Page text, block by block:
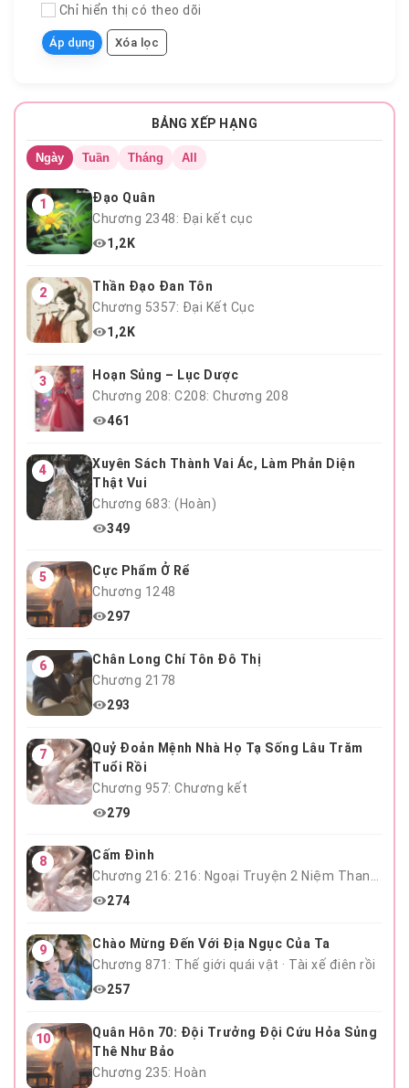
Chỉ hiển thị có theo dõi
Áp dụng Xóa lọc
BẢNG XẾP HẠNG
Ngày Tuần Tháng All
1
Đạo Quân
Chương 2348: Đại kết cục
1,2K
2
Thần Đạo Đan Tôn
Chương 5357: Đại Kết Cục
1,2K
3
Hoạn Sủng – Lục Dược
Chương 208: C208: Chương 208
461
4
Xuyên Sách Thành Vai Ác, Làm Phản Diện
Thật Vui
Chương 683: (Hoàn)
349
5
Cực Phẩm Ở Rể
Chương 1248
297
6
Chân Long Chí Tôn Đô Thị
Chương 2178
293
7
Quỷ Đoản Mệnh Nhà Họ Tạ Sống Lâu Trăm
Tuổi Rồi
Chương 957: Chương kết
279
8
Cấm Đình
274
9
Chào Mừng Đến Với Địa Ngục Của Ta
Chương 871: Thế giới quái vật · Tài xế điên rồi
257
10
Quân Hôn 70: Đội Trưởng Đội Cứu Hỏa Sủng
Thê Như Bảo
Chương 235: Hoàn